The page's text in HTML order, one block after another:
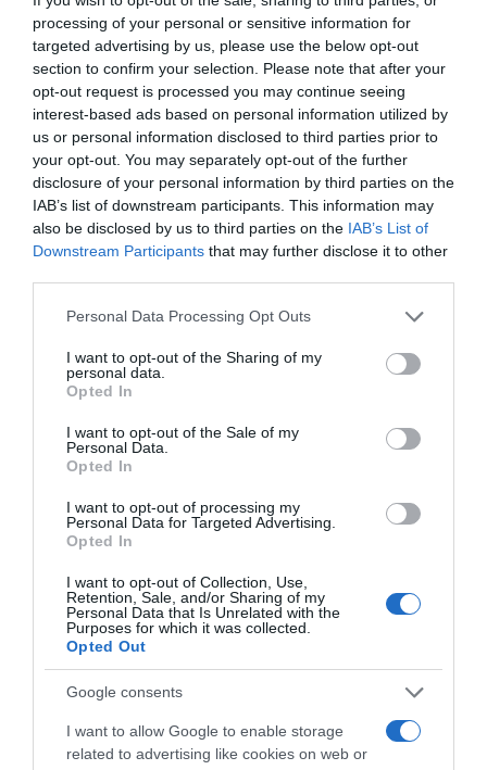
processing of your personal or sensitive information for
targeted advertising by us, please use the below opt-out
section to confirm your selection. Please note that after your
opt-out request is processed you may continue seeing
interest-based ads based on personal information utilized by
us or personal information disclosed to third parties prior to
your opt-out. You may separately opt-out of the further
disclosure of your personal information by third parties on the
IAB’s list of downstream participants. This information may
also be disclosed by us to third parties on the IAB’s List of
Downstream Participants that may further disclose it to other
Please note that this website/app uses one or more Google
not limited to your visit or usage behaviour. You may click to
grant or deny consent to Google and its third-party tags to
use your data for below specified purposes in below Google
consent section.
Personal Data Processing Opt Outs
I want to opt-out of the Sharing of my
personal data.
Opted In
I want to opt-out of the Sale of my
Personal Data.
Opted In
I want to opt-out of processing my
Personal Data for Targeted Advertising.
Opted In
I want to opt-out of Collection, Use,
Retention, Sale, and/or Sharing of my
Personal Data that Is Unrelated with the
Purposes for which it was collected.
Opted Out
Google consents
I want to allow Google to enable storage
related to advertising like cookies on web or
ΣΧΟΛΙΑ